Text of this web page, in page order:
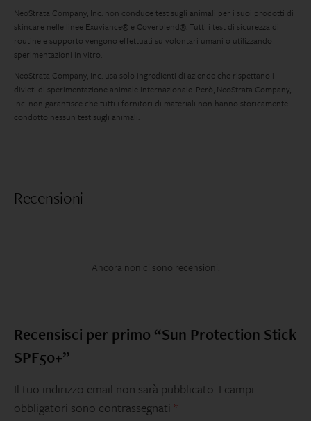
NeoStrata Company, Inc. non conduce test sugli animali per i suoi prodotti di
skincare nelle linee Exuviance® e Coverblend®. Tutti i test di sicurezza di
routine e supporto vengono effettuati su volontari umani o utilizzando
sperimentazioni in vitro.
NeoStrata Company, Inc. usa solo ingredienti di aziende che rispettano i
divieti di sperimentazione animale internazionale. Però, NeoStrata Company,
Inc. non garantisce che tutti i fornitori di materiali non hanno storicamente
condotto nessun test sugli animali.
Recensioni
Ancora non ci sono recensioni.
Recensisci per primo “Sun Protection Stick
SPF50+”
Il tuo indirizzo email non sarà pubblicato. I campi
obbligatori sono contrassegnati *